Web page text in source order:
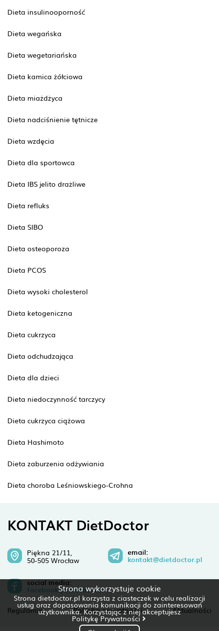
Strona wykorzystuje cookie
Strona dietdoctor.pl korzysta z ciasteczek w celu realizacji
usług oraz dopasowania komunikacji do zainteresowań
użytkownika. Korzystając z niej akceptujesz
Politykę Prywatności
Dieta insulinooporność
Dieta wegańska
Dieta wegetariańska
Dieta kamica żółciowa
Dieta miażdżyca
Dieta nadciśnienie tętnicze
Dieta wzdęcia
Dieta dla sportowca
Dieta IBS jelito drażliwe
Dieta refluks
Dieta SIBO
Dieta osteoporoza
Dieta PCOS
Dieta wysoki cholesterol
Dieta ketogeniczna
Dieta cukrzyca
Dieta odchudzająca
Dieta dla dzieci
Dieta niedoczynność tarczycy
Dieta cukrzyca ciążowa
Dieta Hashimoto
Dieta zaburzenia odżywiania
Dieta choroba Leśniowskiego-Crohna
KONTAKT DietDoctor
Piękna 21/11,
50-505 Wrocław
email:
kontakt@dietdoctor.pl
social media:
facebook.pl/dietdoctor
Regulamin Polityka prywatności Aktualności